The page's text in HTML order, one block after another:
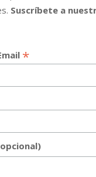
Suscríbete a
*